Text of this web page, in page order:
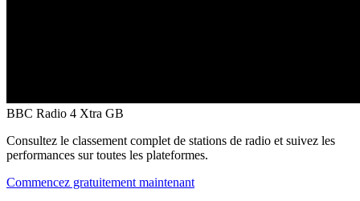
BBC Radio 4 Xtra GB
Consultez le classement complet de stations de radio et suivez les
performances sur toutes les plateformes.
Commencez gratuitement maintenant